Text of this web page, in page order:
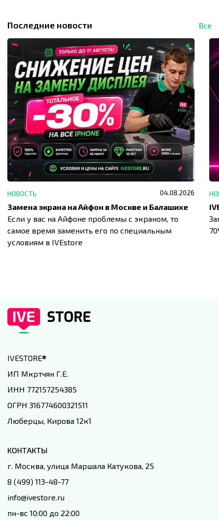
Последние новости Все
НОВОСТЬ 04.08.2026
Замена экрана на Айфон в Москве и Балашихе
Если у вас на Айфоне проблемы с экраном, то
самое время заменить его по специальным
условиям в IVEstore
IVESTORE®
ИП Мкртчян Г.Е.
ИНН 772157254385
ОГРН 316774600321511
Люберцы, Кирова 12к1
КОНТАКТЫ
г. Москва, улица Маршала Катукова, 25
8 (499) 113-48-77
info@ivestore.ru
пн-вс 10:00 до 22:00